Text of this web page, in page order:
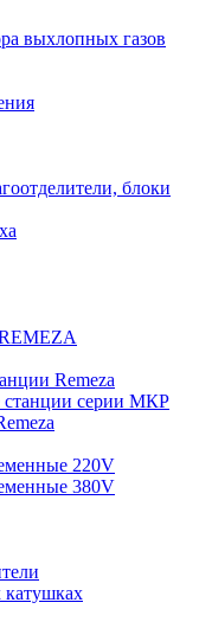
выхлопных газов
блоки
Remeza
станции серии МКР
220V
380V
катушках